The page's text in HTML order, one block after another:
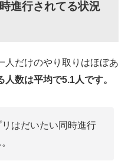
進行されてるときに自
方
行されてるときの対
進行されてる状況
人だけのやり取りはほぼあ
人数は平均で5.1人です。
はだいたい同時進行